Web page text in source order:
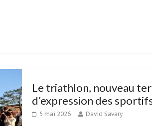
Le triathlon, nouveau
d’expression des
5 mai 2026 David Savary